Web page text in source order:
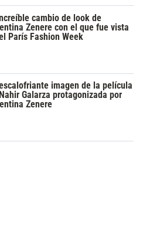
cambio de look de
Zenere con el que fue vista
París Fashion Week
imagen de la película
Galarza protagonizada por
Zenere